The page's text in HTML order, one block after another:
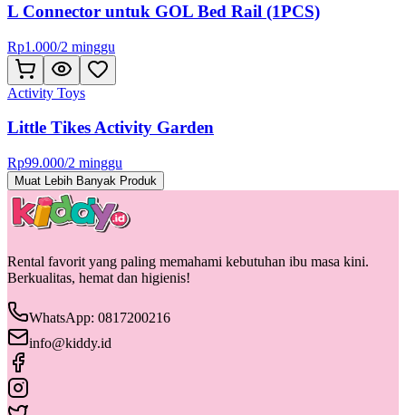
L Connector untuk GOL Bed Rail (1PCS)
Rp1.000/2 minggu
Activity Toys
Little Tikes Activity Garden
Rp99.000/2 minggu
Muat Lebih Banyak Produk
Rental favorit yang paling memahami kebutuhan ibu masa kini.
Berkualitas, hemat dan higienis!
WhatsApp: 0817200216
info@kiddy.id